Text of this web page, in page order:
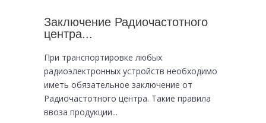
Заключение Радиочастотного
центра...
При транспортировке любых
радиоэлектронных устройств необходимо
иметь обязательное заключение от
Радиочастотного центра. Такие правила
ввоза продукции...